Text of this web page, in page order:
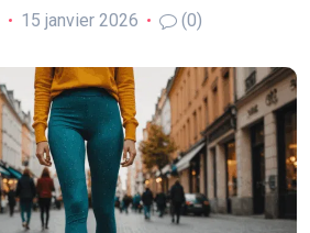
15 janvier 2026 (0)